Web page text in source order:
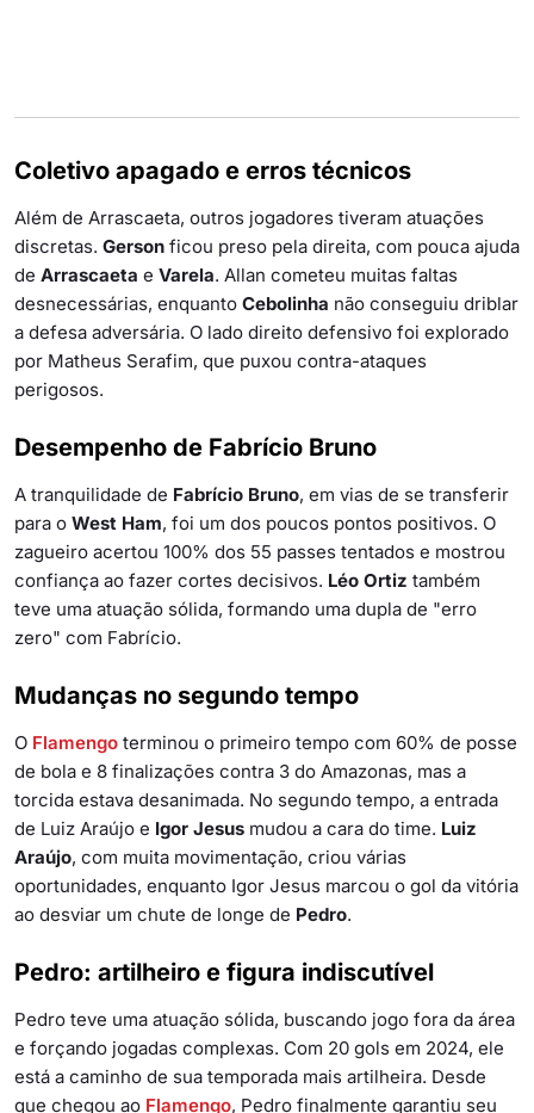
Coletivo apagado e erros técnicos
Além de Arrascaeta, outros jogadores tiveram atuações
discretas. Gerson ficou preso pela direita, com pouca ajuda
de Arrascaeta e Varela. Allan cometeu muitas faltas
desnecessárias, enquanto Cebolinha não conseguiu driblar
a defesa adversária. O lado direito defensivo foi explorado
por Matheus Serafim, que puxou contra-ataques
perigosos.
Desempenho de Fabrício Bruno
A tranquilidade de Fabrício Bruno, em vias de se transferir
para o West Ham, foi um dos poucos pontos positivos. O
zagueiro acertou 100% dos 55 passes tentados e mostrou
confiança ao fazer cortes decisivos. Léo Ortiz também
teve uma atuação sólida, formando uma dupla de "erro
zero" com Fabrício.
Mudanças no segundo tempo
O Flamengo terminou o primeiro tempo com 60% de posse
de bola e 8 finalizações contra 3 do Amazonas, mas a
torcida estava desanimada. No segundo tempo, a entrada
de Luiz Araújo e Igor Jesus mudou a cara do time. Luiz
Araújo, com muita movimentação, criou várias
oportunidades, enquanto Igor Jesus marcou o gol da vitória
ao desviar um chute de longe de Pedro.
Pedro: artilheiro e figura indiscutível
Pedro teve uma atuação sólida, buscando jogo fora da área
e forçando jogadas complexas. Com 20 gols em 2024, ele
está a caminho de sua temporada mais artilheira. Desde
que chegou ao Flamengo, Pedro finalmente garantiu seu